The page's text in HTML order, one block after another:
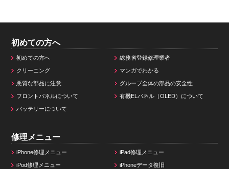
初めての方へ
初めての方へ 総務省登録修理業者
クリーニング マンガでわかる
悪質な部品に注意 グループ全体の部品の安全性
フロントパネルについて 有機ELパネル（OLED）について
バッテリーについて
修理メニュー
iPhone修理メニュー iPad修理メニュー
iPod修理メニュー iPhoneデータ復旧